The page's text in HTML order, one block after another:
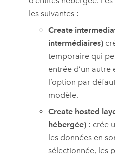
les suivantes :
Create
intermédiaires)
temporaire qui
entrée d’un autre
l’option par
modèle.
Create hosted
hébergée) : crée
les données en
sélectionnée, les